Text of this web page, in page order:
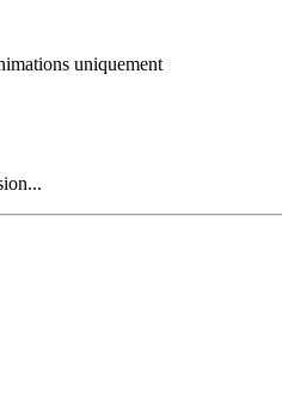
uniquement